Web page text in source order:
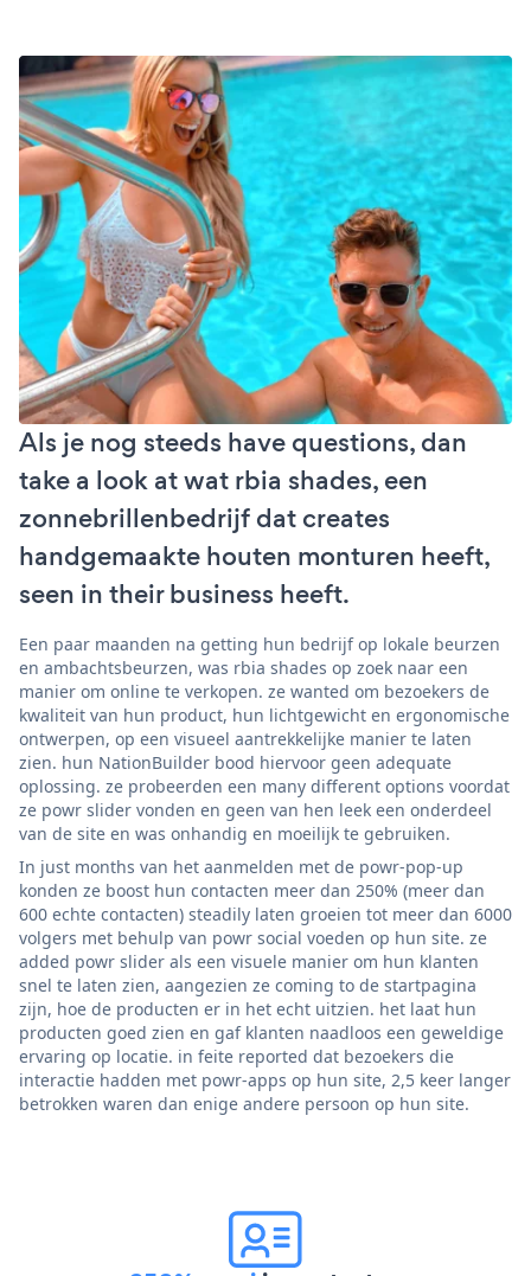
Als je nog steeds have questions, dan
take a look at wat rbia shades, een
zonnebrillenbedrijf dat creates
handgemaakte houten monturen heeft,
seen in their business heeft.
Een paar maanden na getting hun bedrijf op lokale beurzen
en ambachtsbeurzen, was rbia shades op zoek naar een
manier om online te verkopen. ze wanted om bezoekers de
kwaliteit van hun product, hun lichtgewicht en ergonomische
ontwerpen, op een visueel aantrekkelijke manier te laten
zien. hun NationBuilder bood hiervoor geen adequate
oplossing. ze probeerden een many different options voordat
ze powr slider vonden en geen van hen leek een onderdeel
van de site en was onhandig en moeilijk te gebruiken.
In just months van het aanmelden met de powr-pop-up
konden ze boost hun contacten meer dan 250% (meer dan
600 echte contacten) steadily laten groeien tot meer dan 6000
volgers met behulp van powr social voeden op hun site. ze
added powr slider als een visuele manier om hun klanten
snel te laten zien, aangezien ze coming to de startpagina
zijn, hoe de producten er in het echt uitzien. het laat hun
producten goed zien en gaf klanten naadloos een geweldige
ervaring op locatie. in feite reported dat bezoekers die
interactie hadden met powr-apps op hun site, 2,5 keer langer
betrokken waren dan enige andere persoon op hun site.